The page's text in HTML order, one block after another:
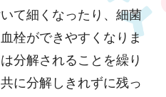
て細くなったり、細菌
栓ができやすくなりま
分解されることを繰り
に分解しきれずに残っ